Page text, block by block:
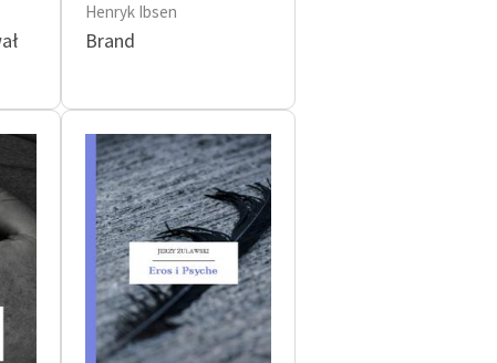
Henryk Ibsen
Brand